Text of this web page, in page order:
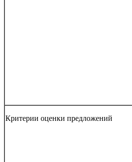
Критерии оценки предложений